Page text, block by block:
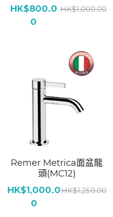
HK$800.0
0
HK$1,000.00
Remer Metrica面盆龍
頭(MC12)
HK$1,000.0
0
HK$1,250.00